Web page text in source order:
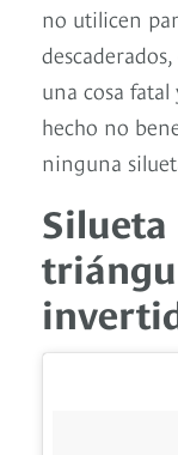
no utilicen
una cosa fatal
hecho no
ninguna
Silueta